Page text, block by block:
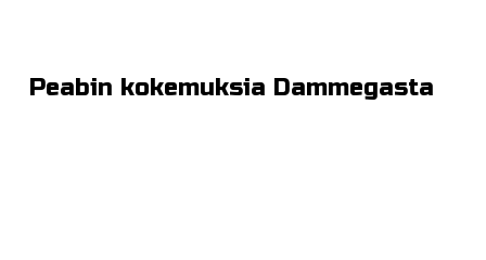
Peabin kokemuksia Dammegasta